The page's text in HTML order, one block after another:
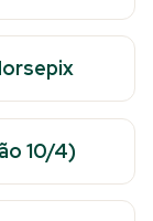
10/4)